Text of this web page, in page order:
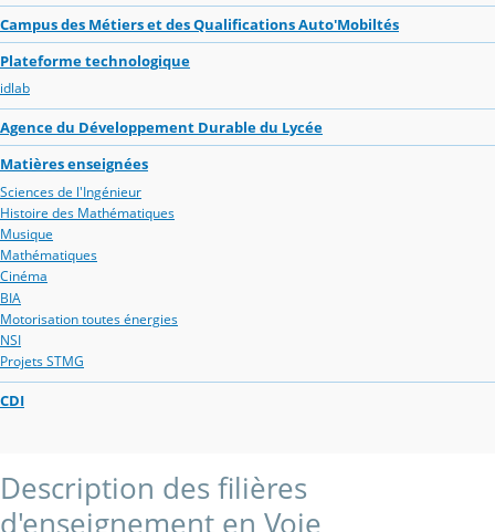
Campus des Métiers et des Qualifications Auto'Mobiltés
Plateforme technologique
idlab
Agence du Développement Durable du Lycée
Matières enseignées
Sciences de l'Ingénieur
Histoire des Mathématiques
Musique
Mathématiques
Cinéma
BIA
Motorisation toutes énergies
NSI
Projets STMG
CDI
Description des filières
d'enseignement en Voie